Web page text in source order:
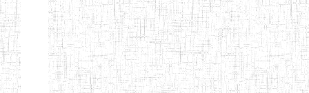
Effacer les filtres
Denomination
Type